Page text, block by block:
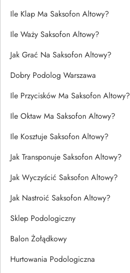
Ile Klap Ma Saksofon Altowy?
Ile Waży Saksofon Altowy?
Jak Grać Na Saksofon Altowy?
Dobry Podolog Warszawa
Ile Przycisków Ma Saksofon Altowy?
Ile Oktaw Ma Saksofon Altowy?
Ile Kosztuje Saksofon Altowy?
Jak Transponuje Saksofon Altowy?
Jak Wyczyścić Saksofon Altowy?
Jak Nastroić Saksofon Altowy?
Sklep Podologiczny
Balon Żołądkowy
Hurtowania Podologiczna